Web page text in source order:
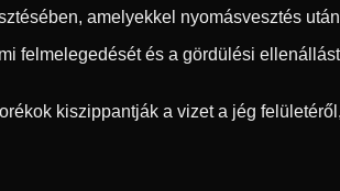
amelyekkel nyomásvesztés
felmelegedését és a gördülési
kiszippantják a vizet a jég